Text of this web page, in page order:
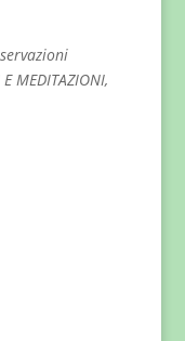
E MEDITAZIONI,